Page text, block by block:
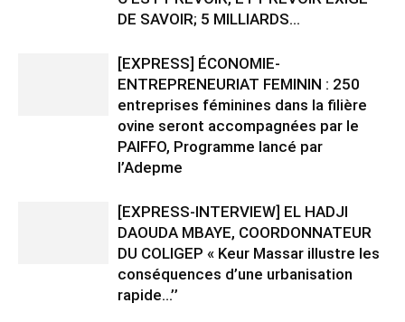
DE SAVOIR; 5 MILLIARDS...
[EXPRESS] ÉCONOMIE-
ENTREPRENEURIAT FEMININ : 250
entreprises féminines dans la filière
ovine seront accompagnées par le
PAIFFO, Programme lancé par
l’Adepme
[EXPRESS-INTERVIEW] EL HADJI
DAOUDA MBAYE, COORDONNATEUR
DU COLIGEP « Keur Massar illustre les
conséquences d’une urbanisation
rapide…’’